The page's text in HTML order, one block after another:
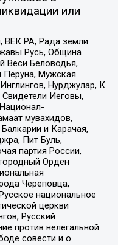
или
ВЕК РА, Рада земли
Русь, Община
Веси Беловодья,
Мужская
Нурджулар, К
Иеговы,
мувахидов,
и Карачая,
Пит Буль,
партия России,
Орден
Череповца,
национальное
церкви
Русский
против нелегальной
совести и о